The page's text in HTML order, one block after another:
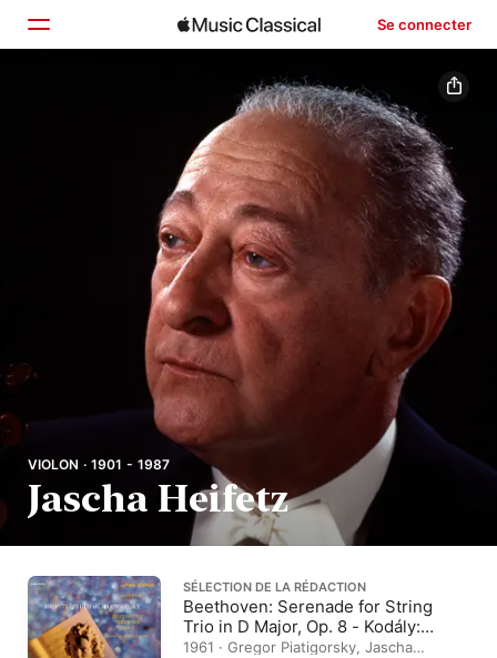
Se connecter
Rechercher
VIOLON · 1901 - 1987
Jascha Heifetz
SÉLECTION DE LA RÉDACTION
Beethoven: Serenade for String
Trio in D Major, Op. 8 - Kodály:
Duo for Violin and Cello in D
1961 · Gregor Piatigorsky, Jascha